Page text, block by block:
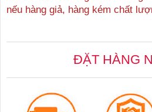
nếu hàng giả, hàng kém chất
ĐẶT HÀNG